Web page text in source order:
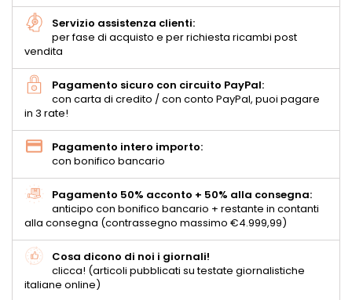
Servizio assistenza clienti:
per fase di acquisto e per richiesta ricambi post
vendita
Pagamento sicuro con circuito PayPal:
con carta di credito / con conto PayPal, puoi pagare
in 3 rate!
Pagamento intero importo:
con bonifico bancario
Pagamento 50% acconto + 50% alla consegna:
anticipo con bonifico bancario + restante in contanti
alla consegna (contrassegno massimo €4.999,99)
Cosa dicono di noi i giornali!
clicca! (articoli pubblicati su testate giornalistiche
italiane online)